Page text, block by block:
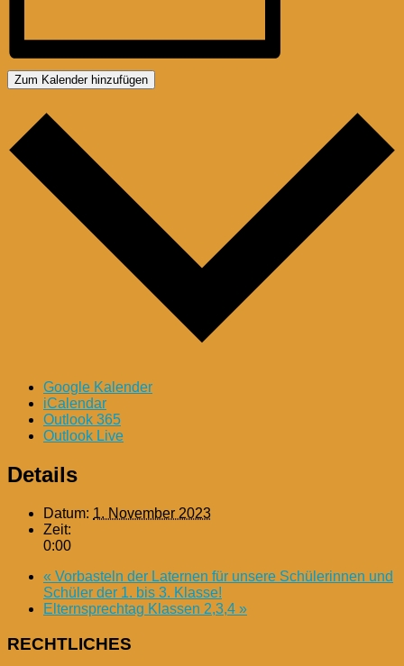
Zum Kalender hinzufügen
Google Kalender
iCalendar
Outlook 365
Outlook Live
Details
Datum: 1. November 2023
Zeit:
0:00
« Vorbasteln der Laternen für unsere Schülerinnen und
Schüler der 1. bis 3. Klasse!
Elternsprechtag Klassen 2,3,4 »
RECHTLICHES